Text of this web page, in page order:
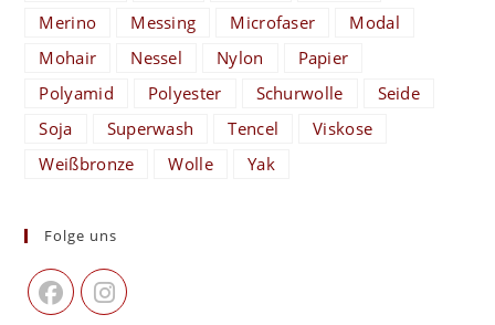
Merino
Messing Microfaser
Modal
Mohair
Nessel Nylon
Papier
Polyamid
Polyester Schurwolle
Seide
Soja
Superwash Tencel
Viskose
Weißbronze
Wolle Yak
Folge uns